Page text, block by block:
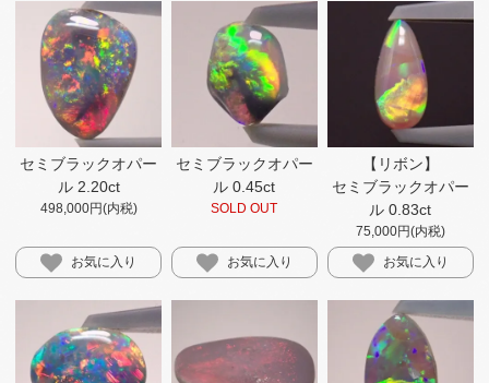
セミブラックオパー
ル 2.20ct
498,000円(内税)
お気に入り
セミブラックオパー
ル 0.45ct
SOLD OUT
お気に入り
【リボン】
セミブラックオパー
ル 0.83ct
75,000円(内税)
お気に入り